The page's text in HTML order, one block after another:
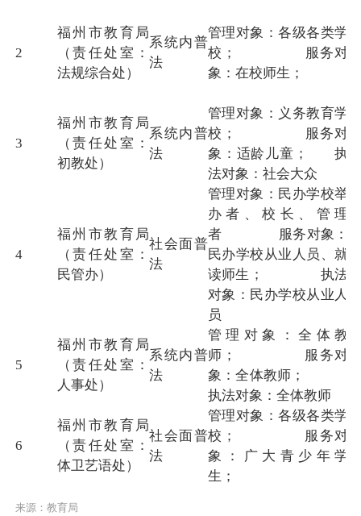
2
福州市教育局
（责任处室：
法规综合处）
系统内普
法
管理对象：各级各类学
校； 服务对
象：在校师生；
3
福州市教育局
（责任处室：
初教处）
系统内普
法
管理对象：义务教育学
校； 服务对
象：适龄儿童； 执
法对象：社会大众
4
福州市教育局
（责任处室：
民管办）
社会面普
法
管理对象：民办学校举
办者、校长、管理
者 服务对象：
民办学校从业人员、就
读师生； 执法
对象：民办学校从业人
员
5
福州市教育局
（责任处室：
人事处）
系统内普
法
管理对象：全体教
师； 服务对
象：全体教师；
执法对象：全体教师
6
福州市教育局
（责任处室：
体卫艺语处）
社会面普
法
管理对象：各级各类学
校； 服务对
象：广大青少年学
生；
来源：教育局